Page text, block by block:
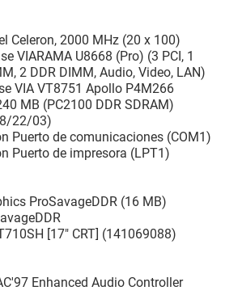
Celeron, 2000 MHz (20 x 100)
VIARAMA U8668 (Pro) (3 PCI, 1
2 DDR DIMM, Audio, Video, LAN)
VIA VT8751 Apollo P4M266
MB (PC2100 DDR SDRAM)
22/03)
Puerto de comunicaciones (COM1)
Puerto de impresora (LPT1)
ProSavageDDR (16 MB)
[17" CRT] (141069088)
Enhanced Audio Controller